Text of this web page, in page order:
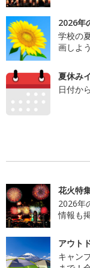
2026年
学校の
画しよう
夏休み
日付か
花火特
2026年
情報も
アウト
キャン